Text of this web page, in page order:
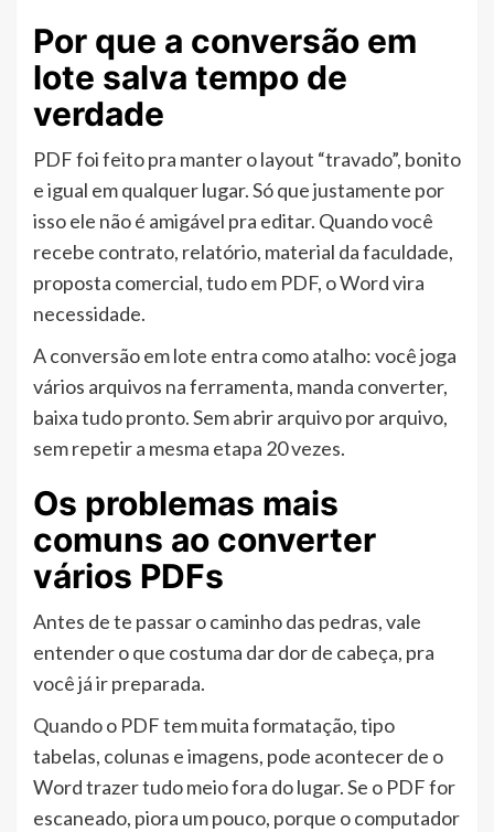
Por que a conversão em
lote salva tempo de
verdade
PDF foi feito pra manter o layout “travado”, bonito
e igual em qualquer lugar. Só que justamente por
isso ele não é amigável pra editar. Quando você
recebe contrato, relatório, material da faculdade,
proposta comercial, tudo em PDF, o Word vira
necessidade.
A conversão em lote entra como atalho: você joga
vários arquivos na ferramenta, manda converter,
baixa tudo pronto. Sem abrir arquivo por arquivo,
sem repetir a mesma etapa 20 vezes.
Os problemas mais
comuns ao converter
vários PDFs
Antes de te passar o caminho das pedras, vale
entender o que costuma dar dor de cabeça, pra
você já ir preparada.
Quando o PDF tem muita formatação, tipo
tabelas, colunas e imagens, pode acontecer de o
Word trazer tudo meio fora do lugar. Se o PDF for
escaneado, piora um pouco, porque o computador